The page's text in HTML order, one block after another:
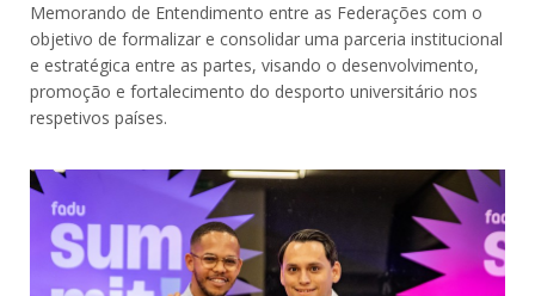
Memorando de Entendimento entre as Federações com o
objetivo de formalizar e consolidar uma parceria institucional
e estratégica entre as partes, visando o desenvolvimento,
promoção e fortalecimento do desporto universitário nos
respetivos países.